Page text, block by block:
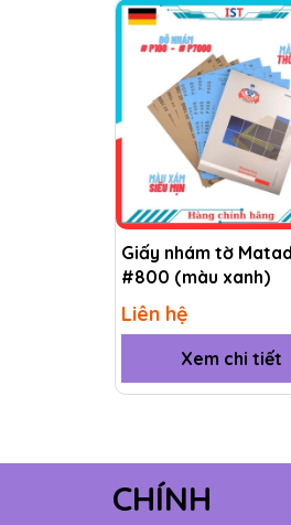
4. Ứng dụng
Giấy nhám nước
đều tránh việc trầy
mặt của các
Giấy nhám tờ
#800 (màu xanh)
Liên hệ
Xem chi tiết
CHÍNH